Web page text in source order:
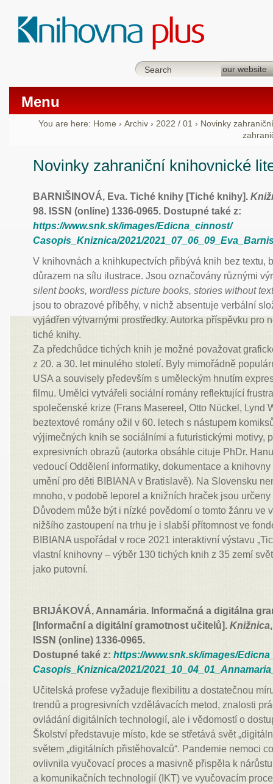
Menu
You are here: Home › Archiv › 2022 / 01 › Novinky
Novinky zahraniční knihovnické
BARNIŠINOVÁ, Eva. Tiché knihy [Tiché knihy].
98. ISSN (online) 1336-0965. Dostupné také z:
https://www.snk.sk/images/Edicna_cinnost/
Casopis_Kniznica/2021/
V knihovnách a knihkupectvích přibývá knih bez textu,
důrazem na sílu ilustrace. Jsou označovány různými
silent books, wordless picture books, stories without
jsou to obrazové příběhy, v nichž absentuje verbální
vyjádřen výtvarnými prostředky. Autorka příspěvku pro
tiché knihy.
Za předchůdce tichých knih je možné považovat
z 20. a 30. let minulého století. Byly mimořádně
USA a souvisely především s uměleckým hnutím
filmu. Umělci vytvářeli sociální romány reflektující
společenské krize (Frans Masereel, Otto Nückel, Lynd
beztextové romány ožil v 60. letech s nástupem
výjimečných knih se sociálními a futuristickými motivy,
expresivních obrazů (autorka obsáhle cituje PhDr.
vedoucí Oddělení informatiky, dokumentace a
umění pro děti BIBIANA v Bratislavě). Na Slovensku
mnoho, v podobě leporel a knižních hraček jsou
Důvodem může být i nízké povědomí o tomto žánru ve
nižšího zastoupení na trhu je i slabší přítomnost ve
BIBIANA uspořádal v roce 2021 interaktivní výstavu
vlastní knihovny – výběr 130 tichých knih z 35 zemí
jako putovní.
BRIJÁKOVÁ, Annamária. Informačná a digitálna
[Informační a digitální gramotnost učitelů].Knižnica
ISSN (online) 1336-0965.
Dostupné také z:https://www.snk.sk/images/
Casopis_Kniznica/2021/
Učitelská profese vyžaduje flexibilitu a dostatečnou
trendů a progresivních vzdělávacích metod, znalosti
ovládání digitálních technologií, ale i vědomostí o
Školství představuje místo, kde se střetává svět
světem „digitálních přistěhovalců“. Pandemie nemoci
ovlivnila vyučovací proces a masivně přispěla k
a komunikačních technologií (IKT) ve vyučovacím